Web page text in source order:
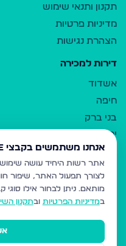
תקנון ותנאי שימוש
מדיניות פרטיות
הצהרת נגישות
דירות למכירה
אשדוד
חיפה
בני ברק
ירושלים
אלעד
גבעת זאב
בית שמש
רכסים
מודיעין עילית
אנחנו משתמשים בקבצי Cookie
לצורך תפעול האתר, שיפור
מותאם. ניתן לבחור אילו
במדיניות הפרטיות ובתקנון